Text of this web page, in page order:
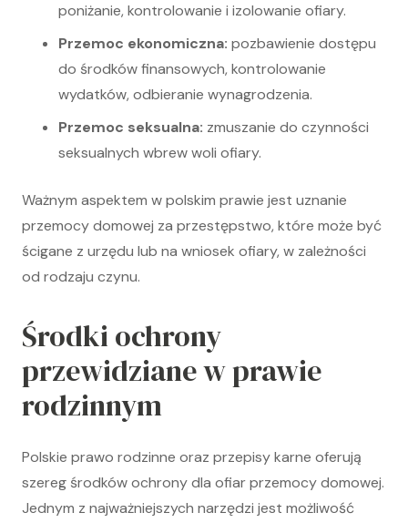
poniżanie, kontrolowanie i izolowanie ofiary.
Przemoc ekonomiczna: pozbawienie dostępu
do środków finansowych, kontrolowanie
wydatków, odbieranie wynagrodzenia.
Przemoc seksualna: zmuszanie do czynności
seksualnych wbrew woli ofiary.
Ważnym aspektem w polskim prawie jest uznanie
przemocy domowej za przestępstwo, które może być
ścigane z urzędu lub na wniosek ofiary, w zależności
od rodzaju czynu.
Środki ochrony
przewidziane w prawie
rodzinnym
Polskie prawo rodzinne oraz przepisy karne oferują
szereg środków ochrony dla ofiar przemocy domowej.
Jednym z najważniejszych narzędzi jest możliwość